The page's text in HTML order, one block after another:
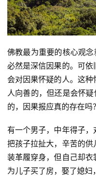
佛教最为重要的核心观
必然是深信因果的。可
会对因果怀疑的人。这
人向善的，但还是会怀
的，因果报应真的存在吗？
有一个男子，中年得子
把孩子拉扯大，辛苦的
装革履穿身，但自己却
为儿子买了房，娶了媳妇